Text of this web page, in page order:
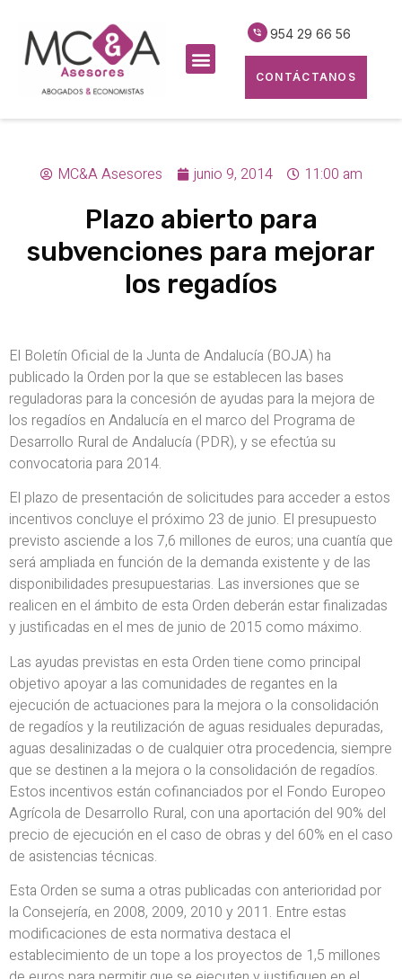
954 29 66 56
CONTÁCTANOS
MC&A Asesores junio 9, 2014 11:00 am
Plazo abierto para
subvenciones para mejorar
los regadíos
El Boletín Oficial de la Junta de Andalucía (BOJA) ha
publicado la Orden por la que se establecen las bases
reguladoras para la concesión de ayudas para la mejora de
los regadíos en Andalucía en el marco del Programa de
Desarrollo Rural de Andalucía (PDR), y se efectúa su
convocatoria para 2014.
El plazo de presentación de solicitudes para acceder a estos
incentivos concluye el próximo 23 de junio. El presupuesto
previsto asciende a los 7,6 millones de euros; una cuantía que
será ampliada en función de la demanda existente y de las
disponibilidades presupuestarias. Las inversiones que se
realicen en el ámbito de esta Orden deberán estar finalizadas
y justificadas en el mes de junio de 2015 como máximo.
Las ayudas previstas en esta Orden tiene como principal
objetivo apoyar a las comunidades de regantes en la
ejecución de actuaciones para la mejora o la consolidación
de regadíos y la reutilización de aguas residuales depuradas,
aguas desalinizadas o de cualquier otra procedencia, siempre
que se destinen a la mejora o la consolidación de regadíos.
Estos incentivos están cofinanciados por el Fondo Europeo
Agrícola de Desarrollo Rural, con una aportación del 90% del
precio de ejecución en el caso de obras y del 60% en el caso
de asistencias técnicas.
Esta Orden se suma a otras publicadas con anterioridad por
la Consejería, en 2008, 2009, 2010 y 2011. Entre estas
modificaciones de esta normativa destaca el
establecimiento de un tope a los proyectos de 1,5 millones